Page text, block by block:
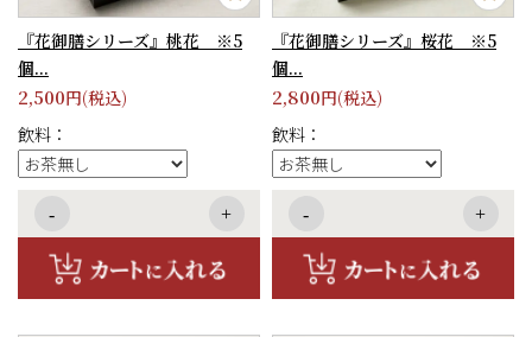
『花御膳シリーズ』桃花 ※5
個...
2,500円(税込)
飲料：
- +
『花御膳シリーズ』桜花 ※5
個...
2,800円(税込)
飲料：
- +